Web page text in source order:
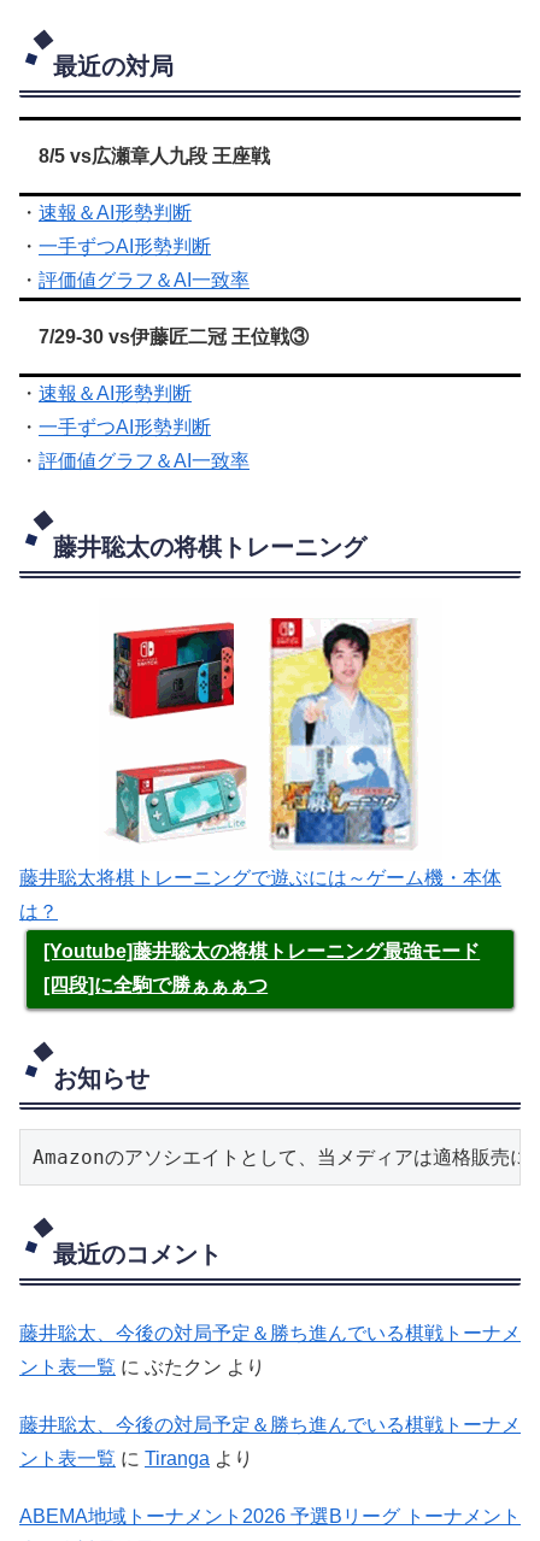
最近の対局
8/5 vs広瀬章人九段 王座戦
・ 速報＆AI形勢判断
・ 一手ずつAI形勢判断
・ 評価値グラフ＆AI一致率
7/29-30 vs伊藤匠二冠 王位戦③
・ 速報＆AI形勢判断
・ 一手ずつAI形勢判断
・ 評価値グラフ＆AI一致率
藤井聡太の将棋トレーニング
藤井聡太将棋トレーニングで遊ぶには～ゲーム機・本体
は？
[Youtube]藤井聡太の将棋トレーニング最強モード
[四段]に全駒で勝ぁぁぁつ
お知らせ
Amazonのアソシエイトとして、当メディアは適格販売に
最近のコメント
藤井聡太、今後の対局予定＆勝ち進んでいる棋戦トーナメ
ント表一覧 に ぶたクン より
藤井聡太、今後の対局予定＆勝ち進んでいる棋戦トーナメ
ント表一覧 に Tiranga より
ABEMA地域トーナメント2026 予選Bリーグ トーナメント